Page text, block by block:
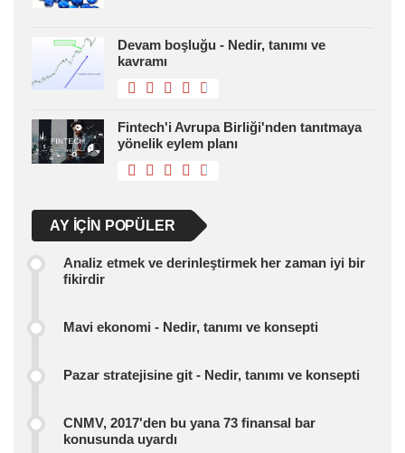
Devam boşluğu - Nedir, tanımı ve
kavramı
Fintech'i Avrupa Birliği'nden tanıtmaya
yönelik eylem planı
AY IÇIN POPÜLER
Analiz etmek ve derinleştirmek her zaman iyi bir
fikirdir
Mavi ekonomi - Nedir, tanımı ve konsepti
Pazar stratejisine git - Nedir, tanımı ve konsepti
CNMV, 2017'den bu yana 73 finansal bar
konusunda uyardı